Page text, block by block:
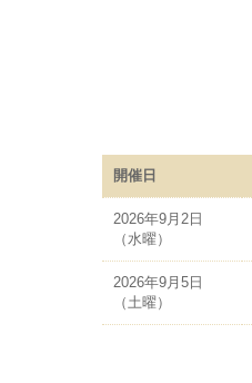
開催日
2026年9月2日
（水曜）
2026年9月5日
（土曜）